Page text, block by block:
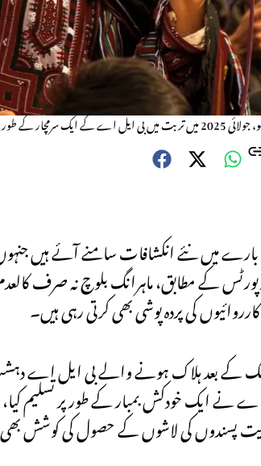
پر ہلاک ہوا۔
میں نئے انکشافات سامنے آئے ہیں
کے مطابق، ماہرانگ بلوچ نہ صرف
کی پردہ پوشی بھی کرتی رہی ہیں۔
کے بعد ہلاک ہونے والے بی ایل اے
نے ایک خودکش بمبار کے طور پر تسلیم کیا،
پسندوں کی لاشوں کے حصول کی کوشش